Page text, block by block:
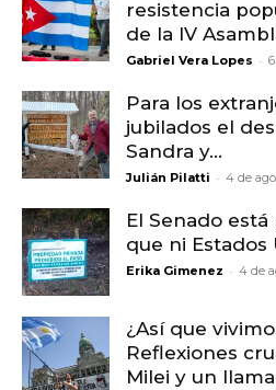
resistencia
de la IV
Gabriel Vera Lopes -
Para los
jubilados el
Sandra y...
Julián Pilatti - 4 de
El Senado
que ni Estados
Erika Gimenez - 4 de
¿Así que
Reflexiones
Milei y un